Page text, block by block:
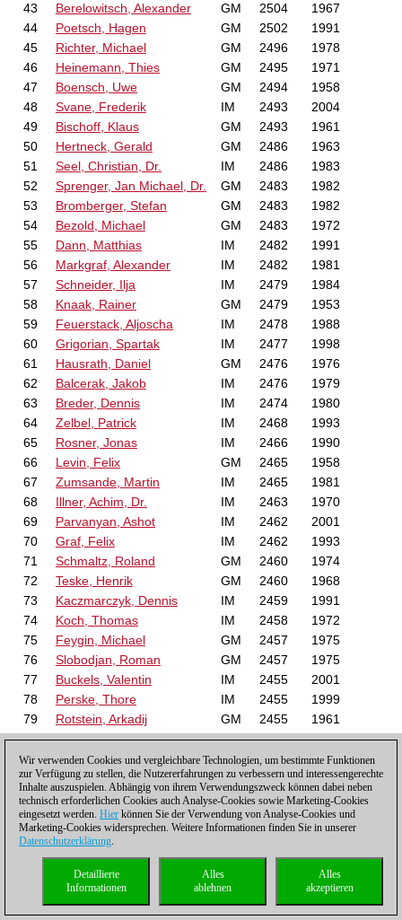
43
Berelowitsch, Alexander GM 2504
1967
44
Poetsch, Hagen GM 2502
1991
45
Richter, Michael GM 2496
1978
46
Heinemann, Thies GM 2495
1971
47
Boensch, Uwe GM 2494
1958
48
Svane, Frederik IM 2493
2004
49
Bischoff, Klaus GM 2493
1961
50
Hertneck, Gerald GM 2486
1963
51
Seel, Christian, Dr. IM 2486
1983
52
Sprenger, Jan Michael, Dr. GM 2483
1982
53
Bromberger, Stefan GM 2483
1982
54
Bezold, Michael GM 2483
1972
55
Dann, Matthias IM 2482
1991
56
Markgraf, Alexander IM 2482
1981
57
Schneider, Ilja IM 2479
1984
58
Knaak, Rainer GM 2479
1953
59
Feuerstack, Aljoscha IM 2478
1988
60
Grigorian, Spartak IM 2477
1998
61
Hausrath, Daniel GM 2476
1976
62
Balcerak, Jakob IM 2476
1979
63
Breder, Dennis IM 2474
1980
64
Zelbel, Patrick IM 2468
1993
65
Rosner, Jonas IM 2466
1990
66
Levin, Felix GM 2465
1958
67
Zumsande, Martin IM 2465
1981
68
Illner, Achim, Dr. IM 2463
1970
69
Parvanyan, Ashot IM 2462
2001
70
Graf, Felix IM 2462
1993
71
Schmaltz, Roland GM 2460
1974
72
Teske, Henrik GM 2460
1968
73
Kaczmarczyk, Dennis IM 2459
1991
74
Koch, Thomas IM 2458
1972
75
Feygin, Michael GM 2457
1975
76
Slobodjan, Roman GM 2457
1975
77
Buckels, Valentin IM 2455
2001
78
Perske, Thore IM 2455
1999
79
Rotstein, Arkadij GM 2455
1961
80
Zuyev, Igor FM 2453
1964
81
Fish, Gennadij GM 2452
1973
82
Vogel, Roven IM 2452
2000
83
Volke, Karsten IM 2450
1965
84
Henrichs, Thomas IM 2450
1973
85
Krassowizkij, Jaroslaw
Bunzmann, Dimitrij GM 2449
1982
Carow, Johannes IM
1996
1997
89
Milov, Leonid GM 2446 1966
Wir verwenden Cookies und vergleichbare Technologien, um bestimmte Funktionen
zur Verfügung zu stellen, die Nutzererfahrungen zu verbessern und interessengerechte
Inhalte auszuspielen. Abhängig von ihrem Verwendungszweck können dabei neben
technisch erforderlichen Cookies auch Analyse-Cookies sowie Marketing-Cookies
eingesetzt werden. Hier können Sie der Verwendung von Analyse-Cookies und
Marketing-Cookies widersprechen. Weitere Informationen finden Sie in unserer
Datenschutzerklärung.
Alles
akzeptieren
Alles
ablehnen
Detaillierte
Informationen